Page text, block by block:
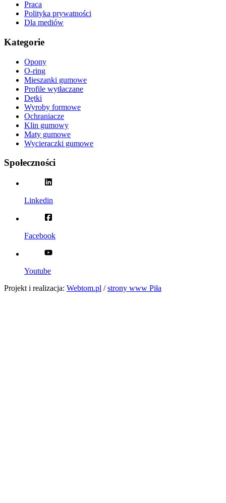
Praca
Polityka prywatności
Dla mediów
Kategorie
Opony
O-ring
Mieszanki gumowe
Profile wytłaczane
Dętki
Wyroby formowe
Ochraniacze
Klin gumowy
Maty gumowe
Wycieraczki gumowe
Społeczności
Linkedin
Facebook
Youtube
Projekt i realizacja: Webtom.pl / strony www Piła